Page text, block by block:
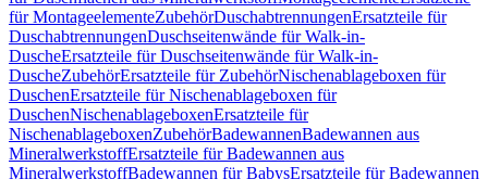
für MontageelementeZubehörDuschabtrennungenErsatzteile für
DuschabtrennungenDuschseitenwände für Walk-in-
DuscheErsatzteile für Duschseitenwände für Walk-in-
DuscheZubehörErsatzteile für ZubehörNischenablageboxen für
DuschenErsatzteile für Nischenablageboxen für
DuschenNischenablageboxenErsatzteile für
NischenablageboxenZubehörBadewannenBadewannen aus
MineralwerkstoffErsatzteile für Badewannen aus
MineralwerkstoffBadewannen für BabysErsatzteile für Badewannen